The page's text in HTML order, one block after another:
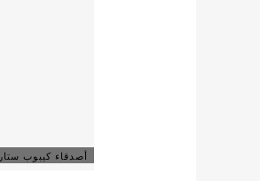
أصدقاء كيبوب ستار